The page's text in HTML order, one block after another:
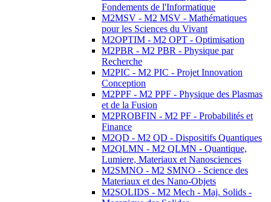
Fondements de l'Informatique
M2MSV - M2 MSV - Mathématiques
pour les Sciences du Vivant
M2OPTIM - M2 OPT - Optimisation
M2PBR - M2 PBR - Physique par
Recherche
M2PIC - M2 PIC - Projet Innovation
Conception
M2PPF - M2 PPF - Physique des Plasmas
et de la Fusion
M2PROBFIN - M2 PF - Probabilités et
Finance
M2QD - M2 QD - Dispositifs Quantiques
M2QLMN - M2 QLMN - Quantique,
Lumiere, Materiaux et Nanosciences
M2SMNO - M2 SMNO - Science des
Materiaux et des Nano-Objets
M2SOLIDS - M2 Mech - Maj. Solids -